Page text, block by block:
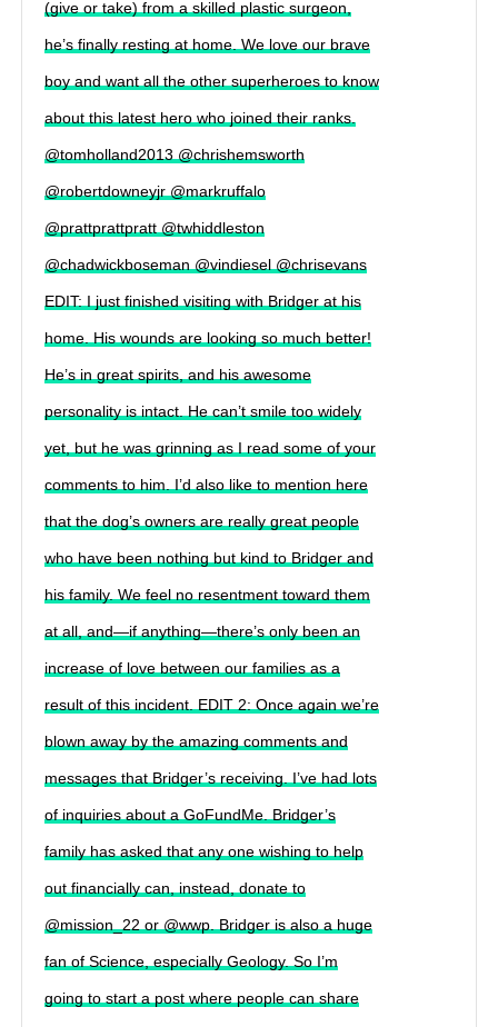
(give or take) from a skilled plastic surgeon,
he’s finally resting at home. We love our brave
boy and want all the other superheroes to know
about this latest hero who joined their ranks.
@tomholland2013 @chrishemsworth
@robertdowneyjr @markruffalo
@prattprattpratt @twhiddleston
@chadwickboseman @vindiesel @chrisevans
EDIT: I just finished visiting with Bridger at his
home. His wounds are looking so much better!
He’s in great spirits, and his awesome
personality is intact. He can’t smile too widely
yet, but he was grinning as I read some of your
comments to him. I’d also like to mention here
that the dog’s owners are really great people
who have been nothing but kind to Bridger and
his family. We feel no resentment toward them
at all, and—if anything—there’s only been an
increase of love between our families as a
result of this incident. EDIT 2: Once again we’re
blown away by the amazing comments and
messages that Bridger’s receiving. I’ve had lots
of inquiries about a GoFundMe. Bridger’s
family has asked that any one wishing to help
out financially can, instead, donate to
@mission_22 or @wwp. Bridger is also a huge
fan of Science, especially Geology. So I’m
going to start a post where people can share